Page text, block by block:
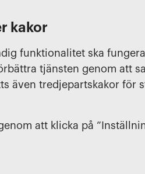
kakor
funktionalitet ska
tjänsten genom att
även tredjepartskakor för
att klicka på